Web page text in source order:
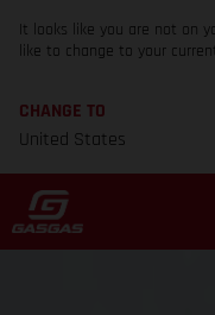
It looks like you are not on
like to change to your
CHANGE TO
United States